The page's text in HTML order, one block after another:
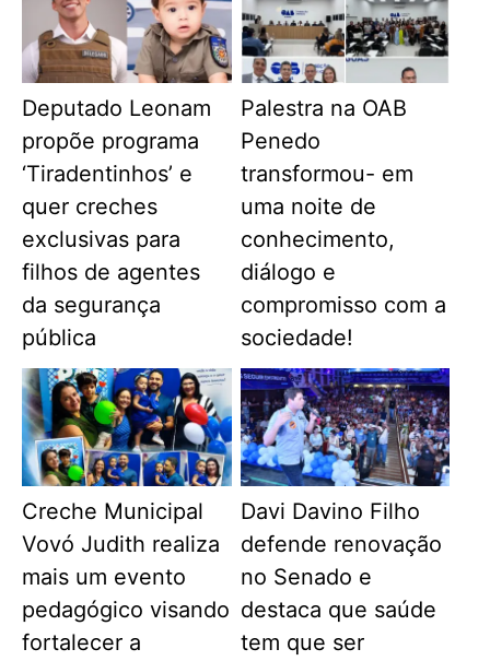
Deputado Leonam
propõe programa
‘Tiradentinhos’ e
quer creches
exclusivas para
filhos de agentes
da segurança
pública
Palestra na OAB
Penedo
transformou- em
uma noite de
conhecimento,
diálogo e
compromisso com a
sociedade!
Creche Municipal
Vovó Judith realiza
mais um evento
pedagógico visando
fortalecer a
Davi Davino Filho
defende renovação
no Senado e
destaca que saúde
tem que ser